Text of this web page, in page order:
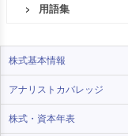
用語集
株式基本情報
アナリストカバレッジ
株式・資本年表